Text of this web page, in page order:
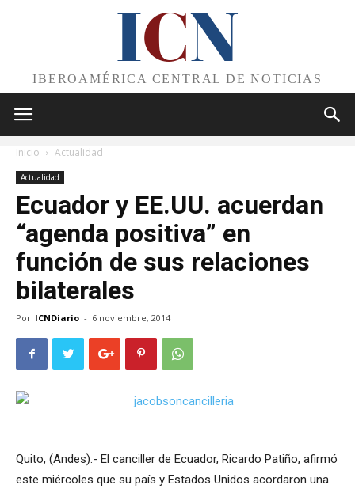
ICN
IBEROAMÉRICA CENTRAL DE NOTICIAS
Inicio Actualidad
Actualidad
Ecuador y EE.UU. acuerdan
“agenda positiva” en
función de sus relaciones
bilaterales
Por ICNDiario - 6 noviembre, 2014
Quito, (Andes).- El canciller de Ecuador, Ricardo Patiño, afirmó
este miércoles que su país y Estados Unidos acordaron una